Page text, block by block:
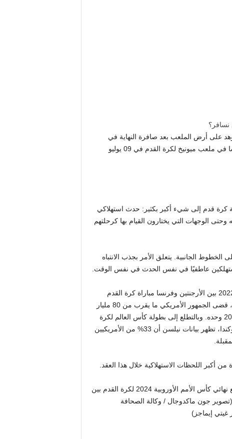
الذي شوهد على أرض الملعب بعد صافرة النهاية في
مباراة نصف نهائي كأس الأمم الأوروبية 2024 بين إسبانيا وفرنسا في ملعب ميونيخ لكرة القدم في 09 يوليو
كرة قدم إلى شيء أكبر بكثير: حدث استهلاكي
الوجهات التي يختارون القيام بها كرحلتهم
الخطوط الجانبية. يتعلق الأمر بجذب الانتباه
عاطفيًا في نفس الحدث في نفس الوقت.
وحجم هذا التأثير هائل. أصبحت نهائيات كأس العالم لكرة القدم 2022 بين الأرجنتين وفرنسا مباراة كرة القدم
للرجال الأكثر مشاهدة في تاريخ الولايات المتحدة. ووفقا لنيلسن، قضى الجمهور الأمريكي ما يقرب من 80 مليار
دقيقة في مشاهدة كرة القدم على شاشة التلفزيون في عام 2025 وحده. وبالتطلع إلى بطولة كأس العالم لكرة
القدم لعام 2026 التي ستستضيفها الولايات المتحدة والمكسيك وكندا، تظهر بيانات نيلسن أن 33% من الأمريكيين
اللحظات الاستهلاكية خلال هذا العقد.
أحد مشجعي هولندا يرتدي قبعة على شكل الجبن قبل مباراة ربع نهائي كأس الأمم الأوروبية 2024 لكرة القدم بين
هولندا وتركيا في الملعب الأولمبي في برلين في 6 يوليو 2024. (تصوير جون ماكدوجال / وكالة الصحافة
غيتي إيماجز)